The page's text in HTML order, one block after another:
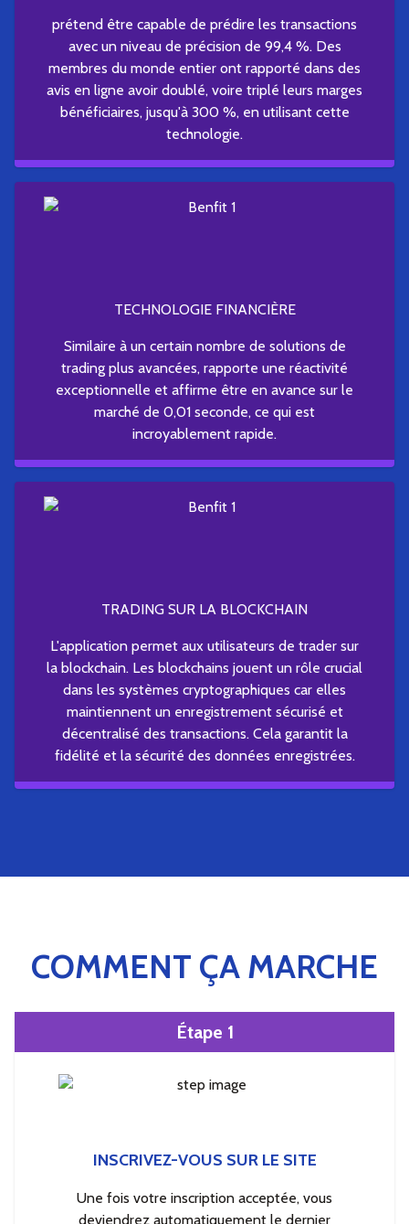
prétend être capable de prédire les transactions
avec un niveau de précision de 99,4 %. Des
membres du monde entier ont rapporté dans des
avis en ligne avoir doublé, voire triplé leurs marges
bénéficiaires, jusqu'à 300 %, en utilisant cette
technologie.
TECHNOLOGIE FINANCIÈRE
Similaire à un certain nombre de solutions de
trading plus avancées, rapporte une réactivité
exceptionnelle et affirme être en avance sur le
marché de 0,01 seconde, ce qui est
incroyablement rapide.
TRADING SUR LA BLOCKCHAIN
L'application permet aux utilisateurs de trader sur
la blockchain. Les blockchains jouent un rôle crucial
dans les systèmes cryptographiques car elles
maintiennent un enregistrement sécurisé et
décentralisé des transactions. Cela garantit la
fidélité et la sécurité des données enregistrées.
COMMENT ÇA MARCHE
Étape 1
INSCRIVEZ-VOUS SUR LE SITE
Une fois votre inscription acceptée, vous
deviendrez automatiquement le dernier